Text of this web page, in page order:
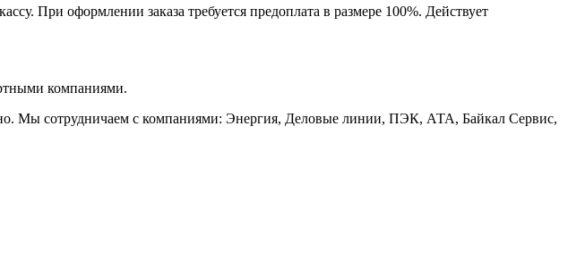
При оформлении заказа требуется предоплата в размере 100%. Действует
компаниями.
Мы сотрудничаем с компаниями: Энергия, Деловые линии, ПЭК, АТА, Байкал Сервис,